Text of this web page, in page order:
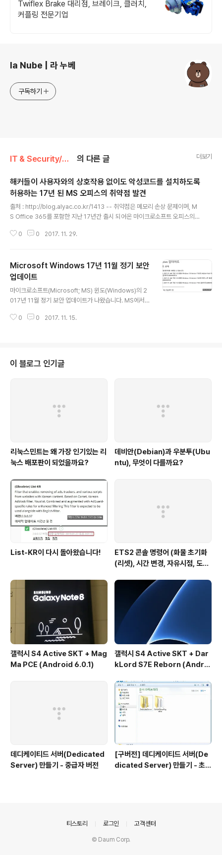
Twiflex Brake 대리점, 브레이크, 클러치,
커플링 전문기업
la Nube | 라 누베
구독하기
IT & Security/윈도우 의 다른 글 더보기
해커들이 사용자와의 상호작용 없이도 악성코드를 설치하도록
허용하는 17년 된 MS 오피스의 취약점 발견
출처 : http://blog.alyac.co.kr/1413 -- 취약점은 메모리 손상 문제이며, M
S Office 365를 포함한 지난 17년간 출시 되어온 마이크로소프트 오피스의
함한 모든 버전의 윈도우 OS에서 동작합니다. 마이크로소프트는 이달 패치를
빨리 적용하기를 권고합니다. 이 컴포넌트에는 악용될 소지가 있는 다수의 보안
문제가 있으므로, 비활성화 하면 보안을 강화시킬 수 있습니다.명령 프롬프트에
서 아래의 명령어를 실행하면 윈도우 레지스트리에 해당 컴포넌트가 등록 되..
0 0 2017. 11. 29.
Microsoft Windows 17년 11월 정기 보안
업데이트
마이크로소프트(Microsoft; MS) 윈도(Windows)의 2
017년 11월 정기 보안 업데이트가 나왔습니다. MS에서는
업데이트를 발표합니다. 이 업데이트에 어떤 내용들이 있
iceView.do?bulletin_writing_sequence=26825
제가 사용하는 윈도10 버전1703(레드스톤2)에서도 3개
0 0 2017. 11. 15.
이 블로그 인기글
리눅스민트는 왜 가장 인기있는 리
눅스 배포판이 되었을까요?
데비안(Debian)과 우분투(Ubu
ntu), 무엇이 다를까요?
List-KR이 다시 돌아왔습니다!
ETS2 콘솔 명령어 (화물 초기화
(리셋), 시간 변경, 자유시점, 도시
도)
갤럭시 S4 Active SKT + Mag
Ma PCE (Android 6.0.1)
갤럭시 S4 Active SKT + Dar
kLord S7E Reborn (Androi
데디케이티드 서버(Dedicated
Server) 만들기 - 중급자 버전
[구버전] 데디케이티드 서버(De
dicated Server) 만들기 - 초급
티스토리 로그인 고객센터
© Daum Corp.